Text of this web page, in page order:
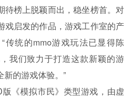
待榜上脱颖而出，稳坐榜首。对
戏启发的作品，游戏工作室的产
传统的mmo游戏玩法已显得陈
我们致力于打造这款新颖的游
的游戏体验。”
版《模拟市民》类型游戏，由虚